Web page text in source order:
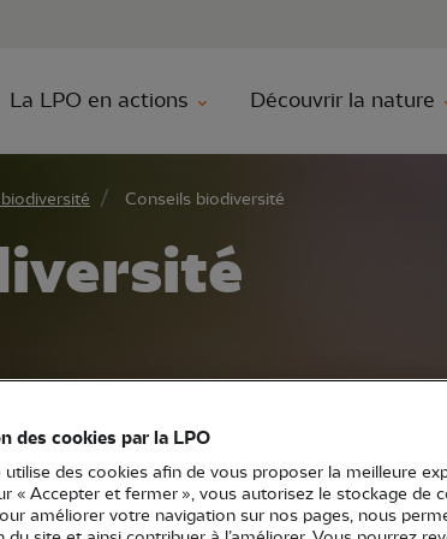
La LPO en actions Découvrir la nature
Conseils biodiversité
secourir un animal, identifier une
et la réglementation, accueillir la
des cookies par la LPO
utilise des cookies afin de vous proposer la meilleure
« Accepter et fermer », vous autorisez le stockage de
améliorer votre navigation sur nos pages, nous